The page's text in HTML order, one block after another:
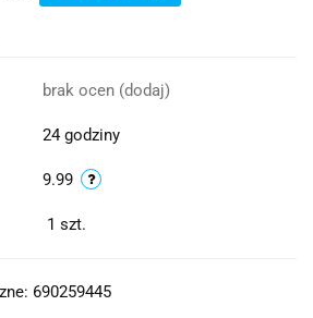
brak ocen (dodaj)
24 godziny
9.99
1 szt.
690259445